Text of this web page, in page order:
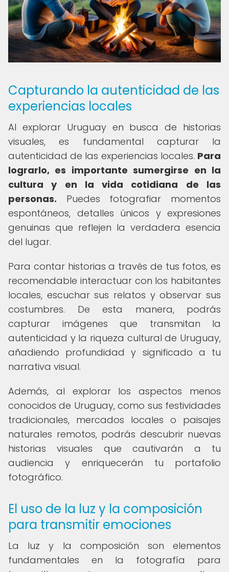
Capturando la autenticidad de las
experiencias locales
Al explorar Uruguay en busca de historias
visuales, es fundamental capturar la
autenticidad de las experiencias locales. Para
lograrlo, es importante sumergirse en la
cultura y en la vida cotidiana de las
personas. Puedes fotografiar momentos
espontáneos, detalles únicos y expresiones
genuinas que reflejen la verdadera esencia
del lugar.
Para contar historias a través de tus fotos, es
recomendable interactuar con los habitantes
locales, escuchar sus relatos y observar sus
costumbres. De esta manera, podrás
capturar imágenes que transmitan la
autenticidad y la riqueza cultural de Uruguay,
añadiendo profundidad y significado a tu
narrativa visual.
Además, al explorar los aspectos menos
conocidos de Uruguay, como sus festividades
tradicionales, mercados locales o paisajes
naturales remotos, podrás descubrir nuevas
historias visuales que cautivarán a tu
audiencia y enriquecerán tu portafolio
fotográfico.
El uso de la luz y la composición
para transmitir emociones
La luz y la composición son elementos
fundamentales en la fotografía para